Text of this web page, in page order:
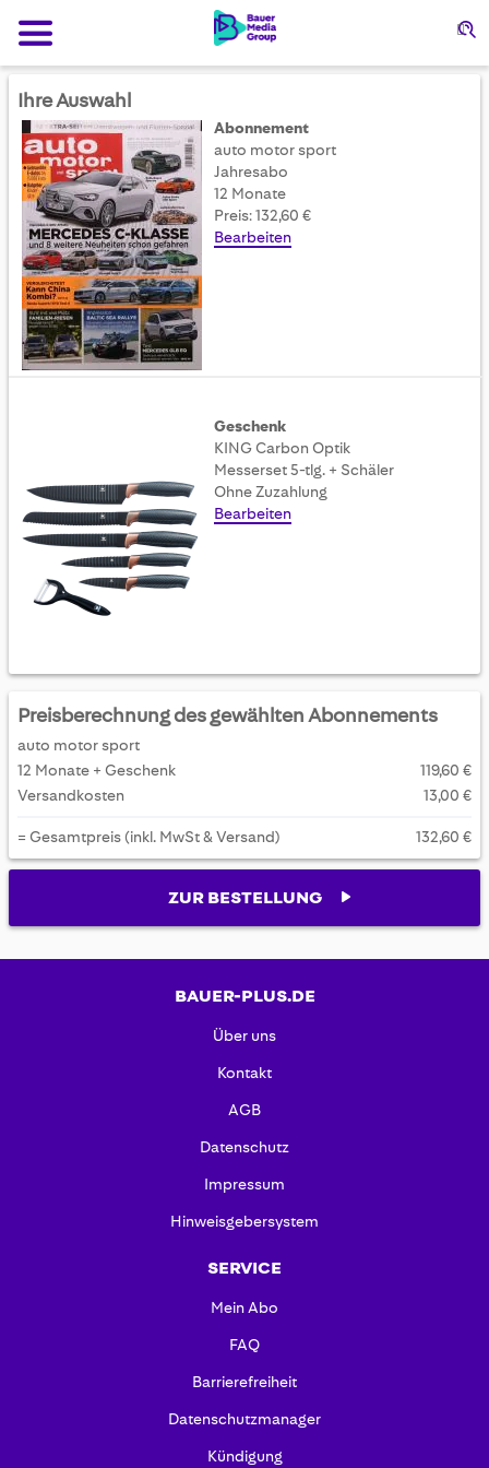
Ihre Auswahl
Abonnement
auto motor sport
Jahresabo
12 Monate
Preis: 132,60 €
Bearbeiten
Geschenk
KING Carbon Optik
Messerset 5-tlg. + Schäler
Ohne Zuzahlung
Bearbeiten
Preisberechnung des gewählten Abonnements
auto motor sport
12 Monate + Geschenk
119,60 €
Versandkosten
13,00 €
= Gesamtpreis (inkl. MwSt & Versand) 132,60 €
ZUR BESTELLUNG
BAUER-PLUS.DE
Über uns
Kontakt
AGB
Datenschutz
Impressum
Hinweisgebersystem
SERVICE
Mein Abo
FAQ
Barrierefreiheit
Datenschutzmanager
Kündigung